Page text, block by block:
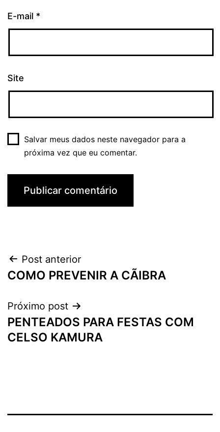
E-mail *
Site
Salvar meus dados neste navegador para a
próxima vez que eu comentar.
Navegação
de
Post
Post anterior
COMO PREVENIR A CÃIBRA
Próximo post
PENTEADOS PARA FESTAS COM
CELSO KAMURA